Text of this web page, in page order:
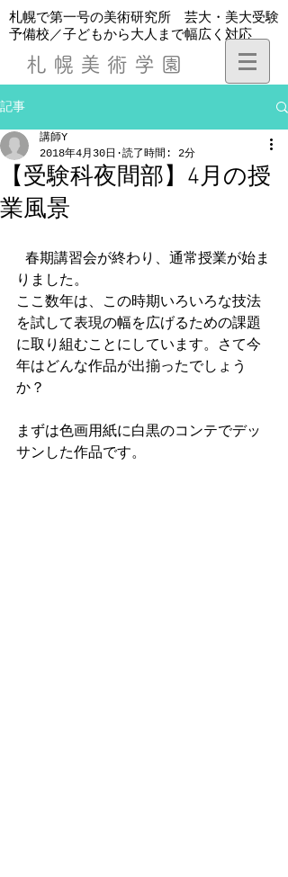
札幌美術学園
​札幌で第一号の美術研究所 芸大・美大受験
予備校／子どもから大人まで幅広く対応
記事
【受験科夜間部】4月の授
業風景
講師Y
2018年4月30日
読了時間: 2分
りました。
ここ数年は、この時期いろいろな技法
を試して表現の幅を広げるための課題
に取り組むことにしています。さて今
年はどんな作品が出揃ったでしょう
か？
まずは色画用紙に白黒のコンテでデッ
サンした作品です。